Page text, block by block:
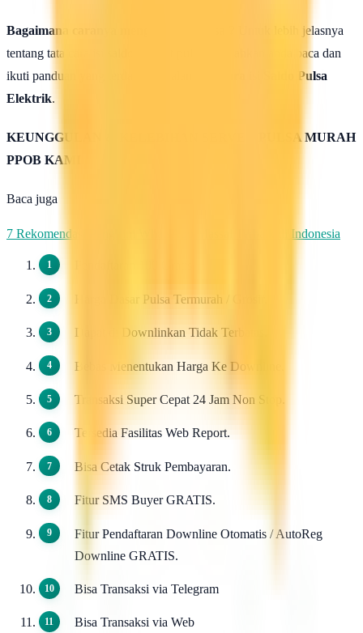
Bagaimana caranya mengisi saldo pulsa ?
Untuk lebih jelasnya
tentang tata cara isi saldo deposit pulsa ini silahkan anda baca dan
ikuti panduan yang terdapat di halaman :
Cara isi Saldo Pulsa
Elektrik.
KEUNGGULAN & KELEBIHAN SERVER PULSA MURAH
PPOB KAMI
Baca juga
7 Rekomendasi Pengirim WhatsApp Massal Terbaik di Indonesia
Harga Dasar Pulsa Termurah / Grosir.
Dapat di Downlinkan Tidak Terbatas.
Bebas Menentukan Harga Ke Downline.
Transaksi Super Cepat 24 Jam Non Stop.
Tersedia Fasilitas Web Report.
Bisa Cetak Struk Pembayaran.
Fitur SMS Buyer GRATIS.
Fitur Pendaftaran Downline Otomatis / AutoReg
Downline GRATIS.
Bisa Transaksi via Telegram
Bisa Transaksi via Web